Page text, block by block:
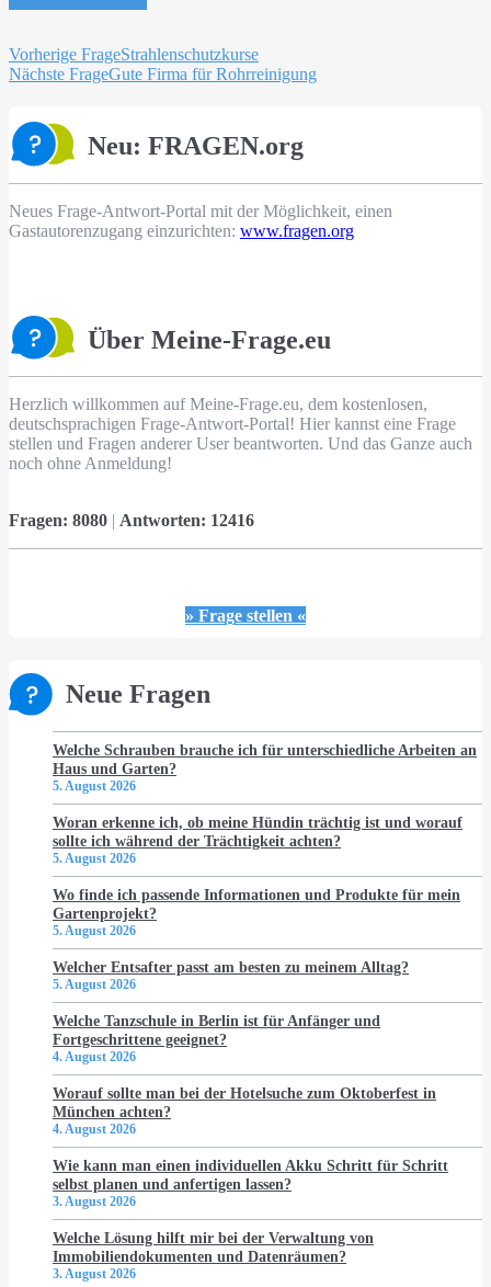
Beitragsnavigation
Vorherige FrageStrahlenschutzkurse
Nächste FrageGute Firma für Rohrreinigung
Neu: FRAGEN.org
Neues Frage-Antwort-Portal mit der Möglichkeit, einen
Gastautorenzugang einzurichten: www.fragen.org
Über Meine-Frage.eu
Herzlich willkommen auf Meine-Frage.eu, dem kostenlosen,
deutschsprachigen Frage-Antwort-Portal! Hier kannst eine Frage
stellen und Fragen anderer User beantworten. Und das Ganze auch
noch ohne Anmeldung!
Fragen: 8080 | Antworten: 12416
» Frage stellen «
Neue Fragen
Welche Schrauben brauche ich für unterschiedliche Arbeiten an
Haus und Garten?
5. August 2026
Woran erkenne ich, ob meine Hündin trächtig ist und worauf
sollte ich während der Trächtigkeit achten?
5. August 2026
Wo finde ich passende Informationen und Produkte für mein
Gartenprojekt?
5. August 2026
Welcher Entsafter passt am besten zu meinem Alltag?
5. August 2026
Welche Tanzschule in Berlin ist für Anfänger und
Fortgeschrittene geeignet?
4. August 2026
Worauf sollte man bei der Hotelsuche zum Oktoberfest in
München achten?
4. August 2026
Wie kann man einen individuellen Akku Schritt für Schritt
selbst planen und anfertigen lassen?
3. August 2026
Welche Lösung hilft mir bei der Verwaltung von
Immobiliendokumenten und Datenräumen?
3. August 2026